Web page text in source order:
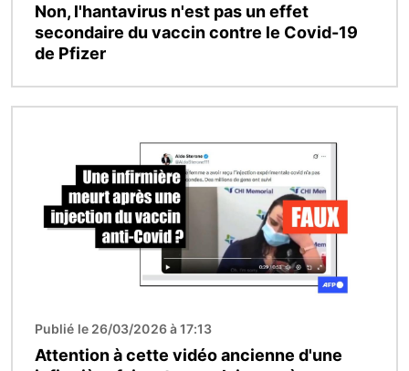
Non, l'hantavirus n'est pas un effet
secondaire du vaccin contre le Covid-19
de Pfizer
Publié le 26/03/2026 à 17:13
Attention à cette vidéo ancienne d'une